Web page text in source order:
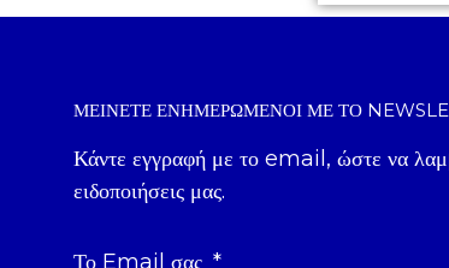
ΜΕΊΝΕΤΕ ΕΝΗΜΕΡΩΜΈΝΟΙ ΜΕ ΤΟ
Κάντε εγγραφή με το email, ώστε να
ειδοποιήσεις μας.
Το Email σας